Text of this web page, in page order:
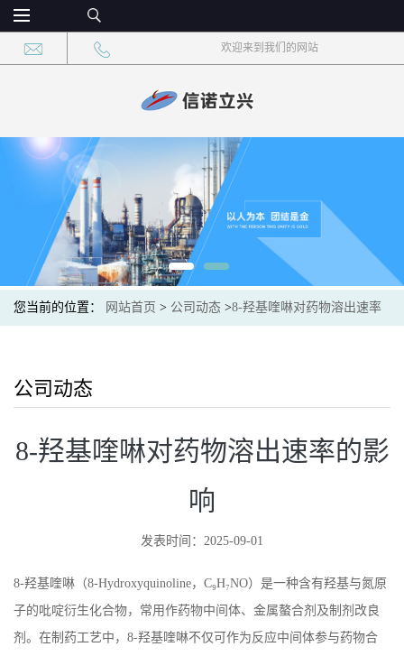
欢迎来到我们的网站
您当前的位置： 网站首页 > 公司动态 >8-羟基喹啉对药物溶出速率
公司动态
8-羟基喹啉对药物溶出速率的影
响
发表时间：2025-09-01
8-羟基喹啉（8-Hydroxyquinoline， C₉H₇NO）是一种含有羟基与氮原
子的吡啶衍生化合物，常用作药物中间体、金属螯合剂及制剂改良
剂。在制药工艺中， 8-羟基喹啉不仅可作为反应中间体参与药物合